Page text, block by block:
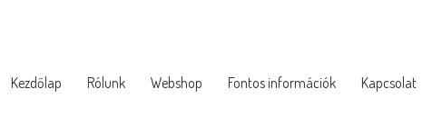
Kezdőlap Rólunk Webshop Fontos információk Kapcsolat